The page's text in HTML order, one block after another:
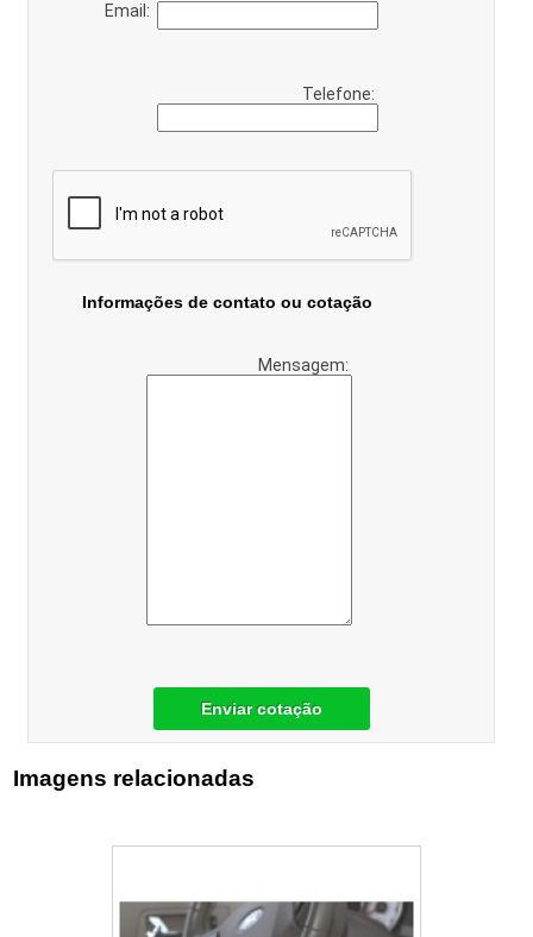
Email:
Telefone:
Informações de contato ou cotação
Mensagem:
Enviar cotação
Imagens relacionadas